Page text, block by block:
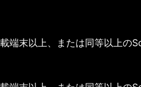
端末以上、または同等以上の